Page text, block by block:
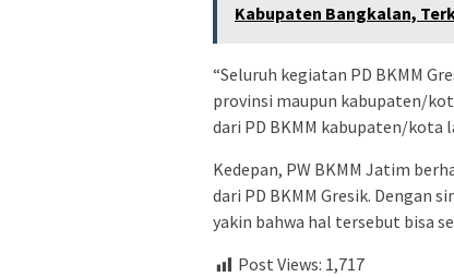
Kabupaten Bangkalan,
“Seluruh kegiatan PD BKMM
provinsi maupun kabupaten/
dari PD BKMM kabupaten/kota
Kedepan, PW BKMM Jatim
dari PD BKMM Gresik. Dengan
yakin bahwa hal tersebut bisa
Post Views: 1,717